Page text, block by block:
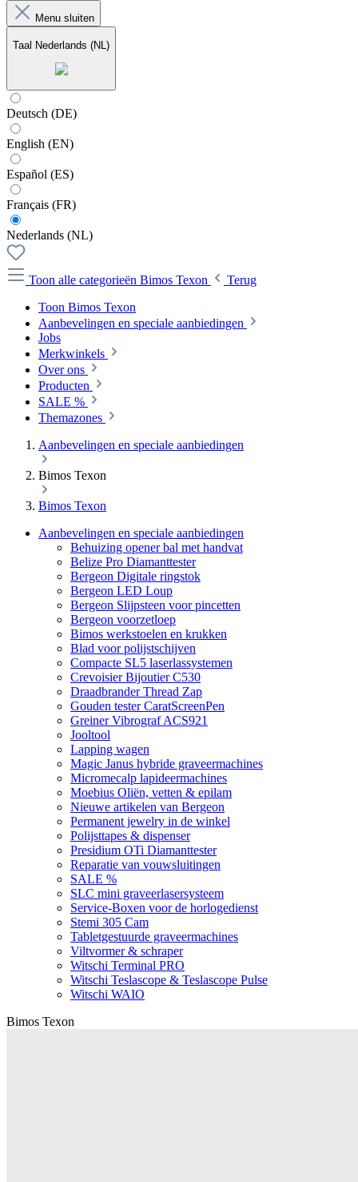
Menu sluiten
Taal Nederlands (NL)
Deutsch (DE)
English (EN)
Español (ES)
Français (FR)
Nederlands (NL)
Toon alle categorieën Bimos Texon
Terug
Toon Bimos Texon
Aanbevelingen en speciale aanbiedingen
Jobs
Merkwinkels
Over ons
Producten
SALE %
Themazones
Aanbevelingen en speciale aanbiedingen
Bimos Texon
Bimos Texon
Aanbevelingen en speciale aanbiedingen
Behuizing opener bal met handvat
Belize Pro Diamanttester
Bergeon Digitale ringstok
Bergeon LED Loup
Bergeon Slijpsteen voor pincetten
Bergeon voorzetloep
Bimos werkstoelen en krukken
Blad voor polijstschijven
Compacte SL5 laserlassystemen
Crevoisier Bijoutier C530
Draadbrander Thread Zap
Gouden tester CaratScreenPen
Greiner Vibrograf ACS921
Jooltool
Lapping wagen
Magic Janus hybride graveermachines
Micromecalp lapideermachines
Moebius Oliën, vetten & epilam
Nieuwe artikelen van Bergeon
Permanent jewelry in de winkel
Polijsttapes & dispenser
Presidium OTi Diamanttester
Reparatie van vouwsluitingen
SALE %
SLC mini graveerlasersysteem
Service-Boxen voor de horlogedienst
Stemi 305 Cam
Tabletgestuurde graveermachines
Viltvormer & schraper
Witschi Terminal PRO
Witschi Teslascope & Teslascope Pulse
Witschi WAIO
Bimos Texon